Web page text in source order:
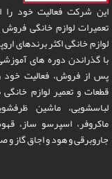
تعمیرات لوازم خانگی
لوازم خانگی اکثر برندهای
با گذراندن دوره های
پس از فروش، فعالیت
قطعات و تعمیر لوازم
لباسشویی، ماشین
ماکروفر، اسپرسو ساز،
جاروبرقی و هود و اجاق گاز و